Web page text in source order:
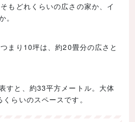
もどれくらいの広さの家か、イ
。
まり10坪は、約20畳分の広さと
すと、約33平方メートル。大体
らいのスペースです。